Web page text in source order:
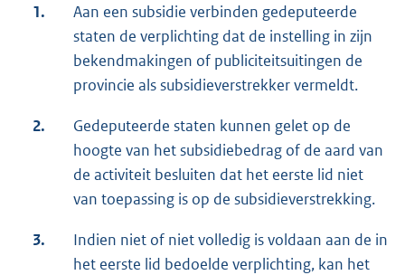
1.
Aan een subsidie verbinden gedeputeerde
staten de verplichting dat de instelling in zijn
bekendmakingen of publiciteitsuitingen de
provincie als subsidieverstrekker vermeldt.
2.
Gedeputeerde staten kunnen gelet op de
hoogte van het subsidiebedrag of de aard van
de activiteit besluiten dat het eerste lid niet
van toepassing is op de subsidieverstrekking.
3.
Indien niet of niet volledig is voldaan aan de in
het eerste lid bedoelde verplichting, kan het